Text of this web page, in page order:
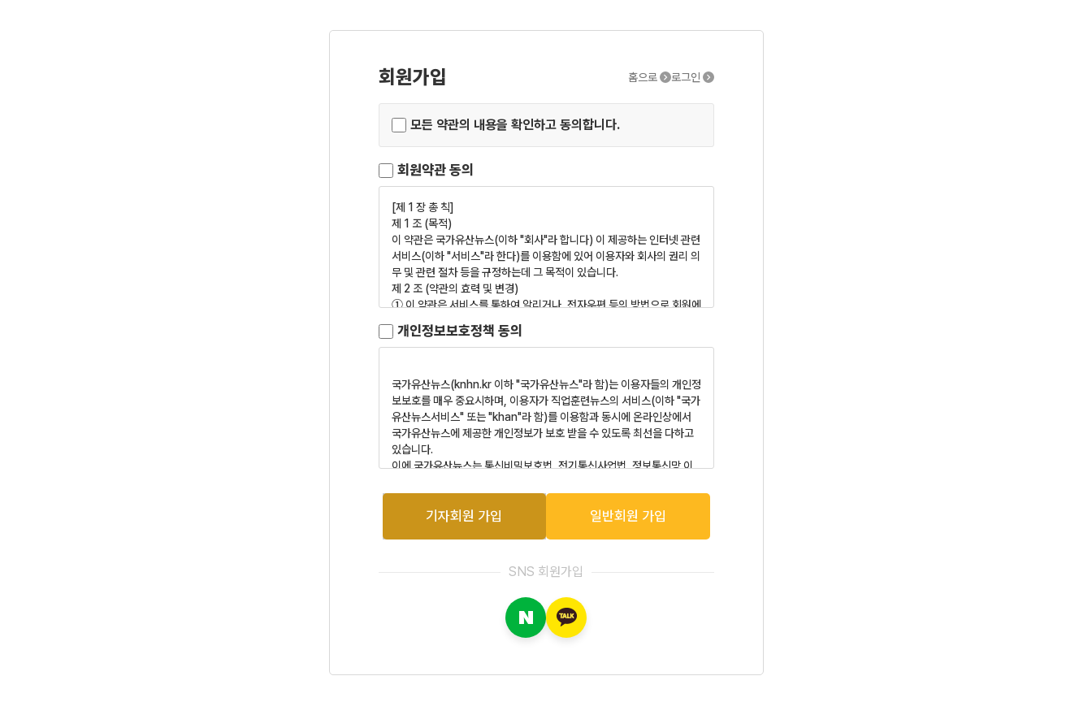
회원가입 홈으로 로그인
모든 약관의 내용을 확인하고 동의합니다.
회원약관 동의
[제 1 장 총 칙]
제 1 조 (목적)
이 약관은 국가유산뉴스(이하 "회사"라 합니다) 이 제공하는 인터넷 관련
서비스(이하 "서비스"라 한다)를 이용함에 있어 이용자와 회사의 권리 의
무 및 관련 절차 등을 규정하는데 그 목적이 있습니다.
제 2 조 (약관의 효력 및 변경)
① 이 약관은 서비스를 통하여 알리거나, 전자우편 등의 방법으로 회원에
② 회사는 사정 변경의 경우와 영업상 주요사유가 있을 때 관계법률 및
제 3 조 (약관 이외의 준칙)
① 이 약관에 언급되지 않은 사항은 전기통신기본법, 전기통신사업법,
정보통신망이용촉진 및 정보보호 등에 관한 법률 및 기타 관련 법령 또는
상관례에 따릅니다.
② 이 약관은 회사가 제공하는 개별서비스에 관한 이용안내와 함께 적용
합니다.
제 4조 (이용계약의 성립)
② '회원'이 변경된 약관에 동의하지 않을 경우, '서비스' 이용을 중단하고
탈퇴할 수 있습니다. 약관이 변경되어 제2조에 의하여 효력이 발생한 이
후에도 계속적으로 '서비스'를 이용하는 경우에는 '회원'이 약관의 변경
사항에 동의한 것으로 봅니다.
③ 이용계약은 서비스 이용희망자의 이용약관 동의 후 이루어지는 이용
에 대하여 동의합니다. 단, 가입신청자가 본 약관 제10조에 의하여 이전
개인정보보호정책 동의
국가유산뉴스(knhn.kr 이하 "국가유산뉴스"라 함)는 이용자들의 개인정
보보호를 매우 중요시하며, 이용자가 직업훈련뉴스의 서비스(이하 "국가
유산뉴스서비스" 또는 "khan"라 함)를 이용함과 동시에 온라인상에서
국가유산뉴스에 제공한 개인정보가 보호 받을 수 있도록 최선을 다하고
있습니다.
이에 국가유산뉴스는 통신비밀보호법, 전기통신사업법, 정보통신망 이
법규상의 개인정보보호 규정 및 정보통신부가 제정한 개인정보보호지침
을 준수하고 있습니다.
어떠한 조치가 취해지고 있는지 알려드립니다.
국가유산뉴스는 개인정보 보호정책을 홈페이지 첫 화면에 공개함으로써
이용자들이 언제나 용이하게 보실 수 있도록 조치하고 있습니다.
직업훈련스 개인정보 보호정책은 정부의 법률 및 지침 변경이나 국가유
있습니다.
기자회원 가입 일반회원 가입
SNS 회원가입